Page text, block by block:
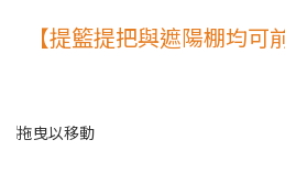
【提籃提把與遮陽棚均可